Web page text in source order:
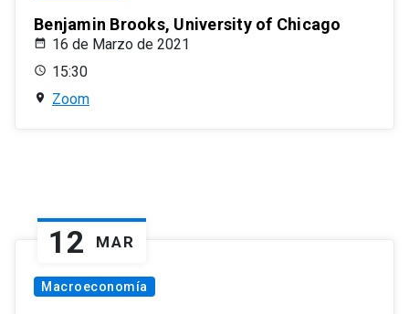
Benjamin Brooks, University of Chicago
16 de Marzo de 2021
15:30
Zoom
12 MAR
Macroeconomía